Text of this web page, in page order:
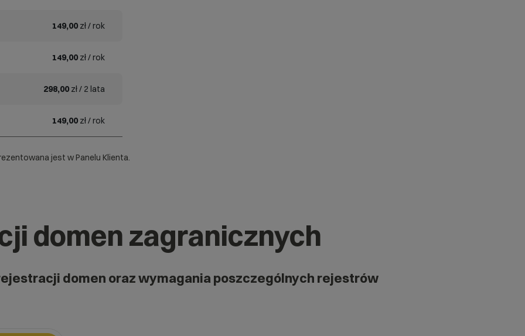
149,00 zł / rok
149,00 zł / rok
298,00 zł / 2 lata
149,00 zł / rok
jest w Panelu Klienta.
domen zagranicznych
domen oraz wymagania poszczególnych rejestrów